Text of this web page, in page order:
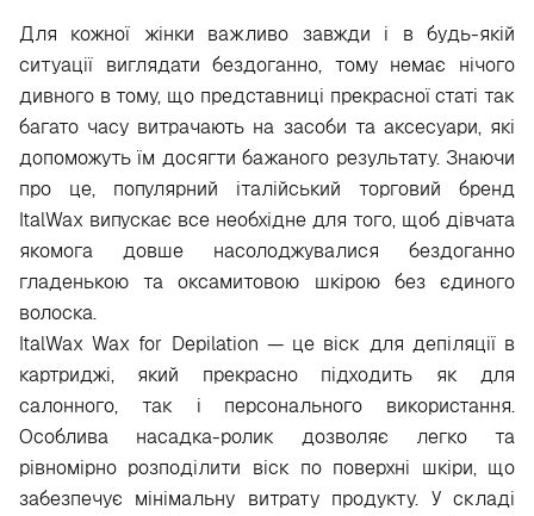
Для кожної жінки важливо завжди і в будь-якій
ситуації виглядати бездоганно, тому немає нічого
дивного в тому, що представниці прекрасної статі так
багато часу витрачають на засоби та аксесуари, які
допоможуть їм досягти бажаного результату. Знаючи
про це, популярний італійський торговий бренд
ItalWax випускає все необхідне для того, щоб дівчата
якомога довше насолоджувалися бездоганно
гладенькою та оксамитовою шкірою без єдиного
волоска.
ItalWax Wax for Depilation — це віск для депіляції в
картриджі, який прекрасно підходить як для
салонного, так і персонального використання.
Особлива насадка-ролик дозволяє легко та
рівномірно розподілити віск по поверхні шкіри, що
забезпечує мінімальну витрату продукту. У складі